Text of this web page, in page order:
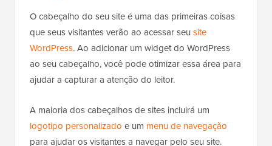
O cabeçalho do seu site é uma das primeiras coisas
que seus visitantes verão ao acessar seu site
WordPress. Ao adicionar um widget do WordPress
ao seu cabeçalho, você pode otimizar essa área para
ajudar a capturar a atenção do leitor.
A maioria dos cabeçalhos de sites incluirá um
logotipo personalizado e um menu de navegação
para ajudar os visitantes a navegar pelo seu site.